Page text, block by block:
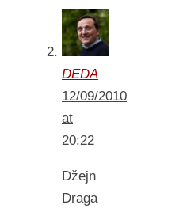
DEDA
12/09/2010
at
20:22
Džejn
Draga